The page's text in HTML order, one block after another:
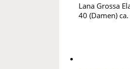
Lana Grossa
40 (Damen)